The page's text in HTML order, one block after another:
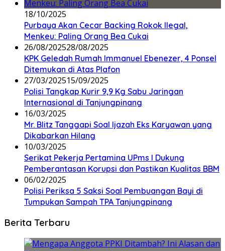
18/10/2025
Purbaya Akan Cecar Backing Rokok Ilegal,
Menkeu: Paling Orang Bea Cukai
26/08/202528/08/2025
KPK Geledah Rumah Immanuel Ebenezer, 4 Ponsel
Ditemukan di Atas Plafon
27/03/202515/09/2025
Polisi Tangkap Kurir 9,9 Kg Sabu Jaringan
Internasional di Tanjungpinang
16/03/2025
Mr. Blitz Tanggapi Soal Ijazah Eks Karyawan yang
Dikabarkan Hilang
10/03/2025
Serikat Pekerja Pertamina UPms I Dukung
Pemberantasan Korupsi dan Pastikan Kualitas BBM
06/02/2025
Polisi Periksa 5 Saksi Soal Pembuangan Bayi di
Tumpukan Sampah TPA Tanjungpinang
Berita Terbaru